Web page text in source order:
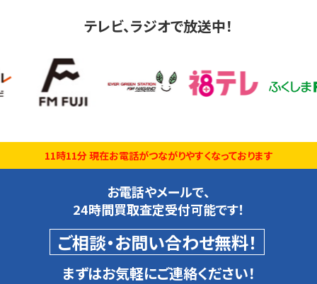
テレビ、ラジオで放送中！
11時11分 現在お電話がつながりやすくなっております
お電話やメールで、
24時間買取査定受付可能です！
ご相談・お問い合わせ無料！
まずはお気軽にご連絡ください！